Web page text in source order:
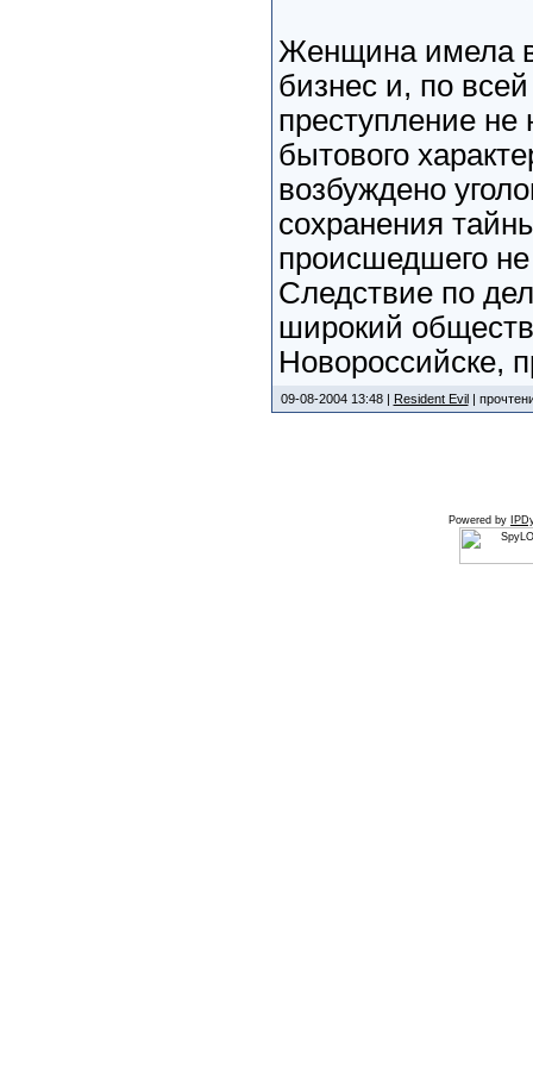
Женщина имела
бизнес и, по
преступление не
бытового
возбуждено
сохранения
происшедшего
Следствие по
широкий
Новороссийске,
09-08-2004 13:48 | Resident Evil|
Powered by